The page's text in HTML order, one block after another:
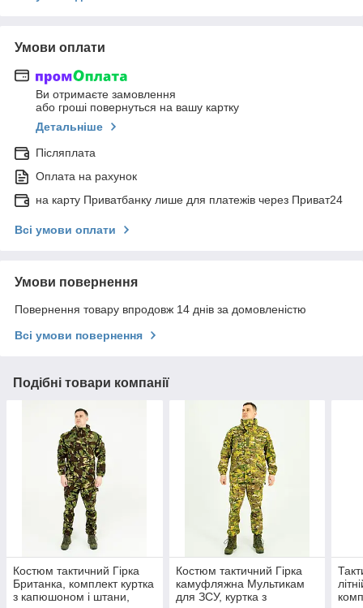
Умови оплати
Ви отримаєте замовлення
або гроші повернуться на вашу картку
Детальніше
Післяплата
Оплата на рахунок
на карту Приватбанку лише для платежів через Приват24
Всі умови оплати
Умови повернення
Повернення товару впродовж 14 днів за домовленістю
Всі умови повернення
Подібні товари компанії
Костюм тактичний Гірка
Британка, комплект куртка
з капюшоном і штани,
Костюм тактичний Гірка
камуфляжна Мультикам
для ЗСУ, куртка з